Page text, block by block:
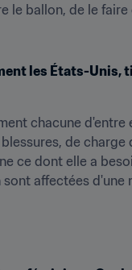
le ballon, de le
les États-Unis,
chacune
de charge
ce dont elle a
affectées d'une